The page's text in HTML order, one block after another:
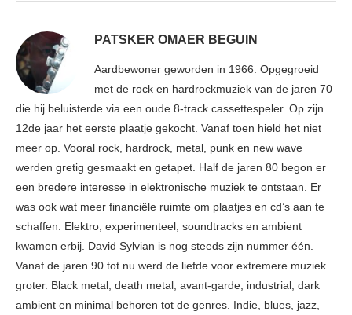
PATSKER OMAER BEGUIN
Aardbewoner geworden in 1966. Opgegroeid
met de rock en hardrockmuziek van de jaren 70
die hij beluisterde via een oude 8-track cassettespeler. Op zijn
12de jaar het eerste plaatje gekocht. Vanaf toen hield het niet
meer op. Vooral rock, hardrock, metal, punk en new wave
werden gretig gesmaakt en getapet. Half de jaren 80 begon er
een bredere interesse in elektronische muziek te ontstaan. Er
was ook wat meer financiële ruimte om plaatjes en cd’s aan te
schaffen. Elektro, experimenteel, soundtracks en ambient
kwamen erbij. David Sylvian is nog steeds zijn nummer één.
Vanaf de jaren 90 tot nu werd de liefde voor extremere muziek
groter. Black metal, death metal, avant-garde, industrial, dark
ambient en minimal behoren tot de genres. Indie, blues, jazz,